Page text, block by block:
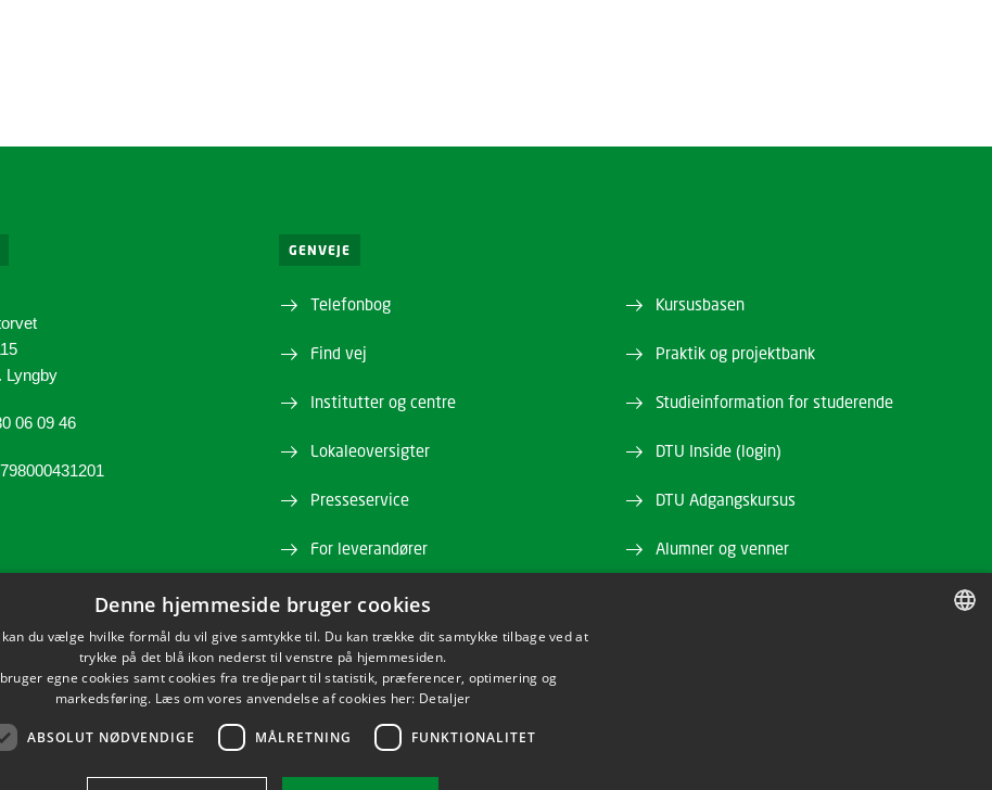
Lyngby
06 09 46
GENVEJE
Telefonbog
Find vej
Institutter og centre
Lokaleoversigter
Presseservice
For leverandører
Job og karriere
Webshop
Kursusbasen
Praktik og projektbank
Studieinformation for studerende
DTU Inside (login)
DTU Adgangskursus
Alumner og venner
Denne hjemmeside bruger cookies
du vælge hvilke formål du vil give samtykke til. Du kan trække dit samtykke tilbage ved at
trykke på det blå ikon nederst til venstre på hjemmesiden.
bruger egne cookies samt cookies fra tredjepart til statistik, præferencer, optimering og
markedsføring. Læs om vores anvendelse af cookies her: Detaljer
ABSOLUT NØDVENDIGE MÅLRETNING FUNKTIONALITET